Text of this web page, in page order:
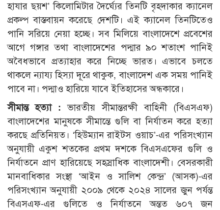
হাযার ছয়শ’ কিলোমিটার দৈর্ঘ্যের তিনটি বৃহদাকার ক্যানেল
প্রকল্প বাস্তবায়ন করেছে দেশটি। এই ক্যানেল তিনটিতেও
পানি সরিয়ে নেয়া হচ্ছে। সব মিলিয়ে বাংলাদেশে প্রবেশের
আগে গঙ্গার তথা বাংলাদেশের পদ্মার ৯০ শতাংশ পানিই
অবৈধভাবে প্রত্যাহার করে নিচ্ছে ভারত। এভাবে চলতে
থাকলে ন্যায্য হিস্যা দূরে থাকুক, বাংলাদেশ এক সময় পানিই
পাবে না। পদ্মাও হারিয়ে যাবে ইতিহাসের অন্ধকারে।
সীমান্ত হত্যা :ভারতীয় সীমান্তরক্ষী বাহিনী (বিএসএফ)
বাংলাদেশের মানুষকে সীমান্তে গুলি বা নির্যাতন করে হত্যা
করছে প্রতিনিয়ত। ‘হিউম্যান রাইটস ওয়াচ’-এর পরিসংখ্যান
অনুযায়ী একুশ শতকের প্রথম দশকে বিএসএফের গুলি ও
নির্যাতনে প্রাণ হারিয়েছে সহস্রাধিক বাংলাদেশী। বেসরকারী
মানবাধিকার সংস্থা ‘আইন ও সালিশ কেন্দ্র’ (আসক)-এর
পরিসংখ্যান অনুযায়ী ২০০৯ থেকে ২০২৪ সালের জুন পর্যন্ত
বিএসএফ-এর গুলিতে ও নির্যাতনে অন্তত ৬০৭ জন